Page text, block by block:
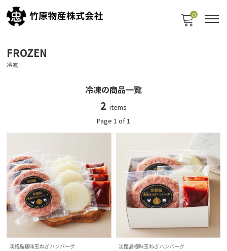
0
FROZEN
冷凍
冷凍の商品一覧
2 items
Page 1 of 1
淡路島極味玉ねぎハンバーグ 淡路島極味玉ねぎハンバーグ